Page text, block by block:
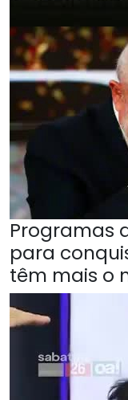
Programas
para
têm mais o